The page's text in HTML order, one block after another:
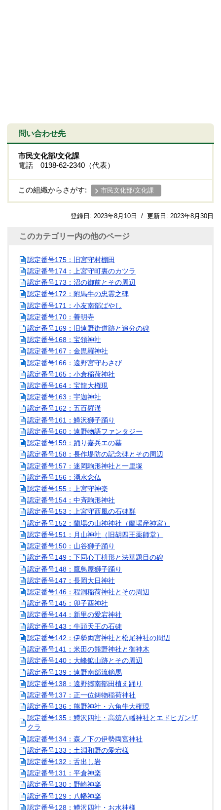
問い合わせ先
市民文化部/文化課
電話 0198-62-2340（代表）
この組織からさがす: 市民文化部/文化課
登録日: 2023年8月10日 / 更新日: 2023年8月30日
このカテゴリー内の他のページ
認定番号175：旧宮守村棚田
認定番号174：上宮守町裏のカツラ
認定番号173：沼の御前とその周辺
認定番号172：附馬牛の忠霊之碑
認定番号171：小友南部ばやし
認定番号170：善明寺
認定番号169：旧遠野街道跡と追分の碑
認定番号168：宝領神社
認定番号167：金毘羅神社
認定番号166：遠野宮守わさび
認定番号165：小倉稲荷神社
認定番号164：宝龍大権現
認定番号163：宇迦神社
認定番号162：五百羅漢
認定番号161：鱒沢獅子踊り
認定番号160：遠野物語ファンタジー
認定番号159：踊り嘉兵エの墓
認定番号158：長作堤防の記念碑とその周辺
認定番号157：迷岡駒形神社と一里塚
認定番号156：湧水念仏
認定番号155：上宮守神楽
認定番号154：中斉駒形神社
認定番号153：上宮守西風の石碑群
認定番号152：蘭場の山神神社（蘭場産神宮）
認定番号151：月山神社（旧胡四王薬師堂）
認定番号150：山谷獅子踊り
認定番号149：下同心丁枡形と法華題目の碑
認定番号148：鷹鳥屋獅子踊り
認定番号147：長岡大日神社
認定番号146：程洞稲荷神社とその周辺
認定番号145：卯子酉神社
認定番号144：新里の愛宕神社
認定番号143：牛頭天王の石碑
認定番号142：伊勢両宮神社と松尾神社の周辺
認定番号141：米田の熊野神社と御神木
認定番号140：大峰鉱山跡とその周辺
認定番号139：遠野南部流鏑馬
認定番号138：遠野郷南部田植え踊り
認定番号137：正一位鋳物稲荷神社
認定番号136：熊野神社・六角牛大権現
認定番号135：鱒沢四社・高舘八幡神社とエドヒガンザ
クラ
認定番号134：森ノ下の伊勢両宮神社
認定番号133：土淵和野の愛宕様
認定番号132：舌出し岩
認定番号131：平倉神楽
認定番号130：野崎神楽
認定番号129：八幡神楽
認定番号128：鱒沢四社・お水神様